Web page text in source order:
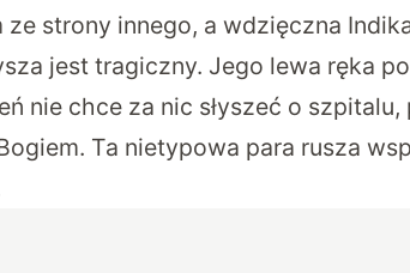
ze strony innego, a wdzięczna
jest tragiczny. Jego lewa ręka
nie chce za nic słyszeć o szpitalu,
Ta nietypowa para rusza